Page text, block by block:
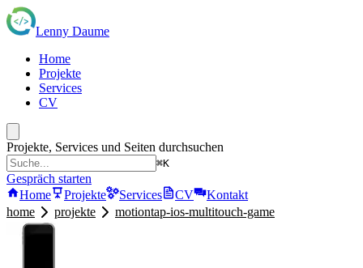
Lenny Daume
Home
Projekte
Services
CV
Projekte, Services und Seiten durchsuchen
⌘K
Gespräch starten
Home
Projekte Services CV
Kontakt
home
projekte motiontap-ios-multitouch-game